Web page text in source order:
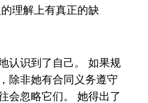
理解上有真正的缺
认识到了自己。 如果规
除非她有合同义务遵守
会忽略它们。 她得出了